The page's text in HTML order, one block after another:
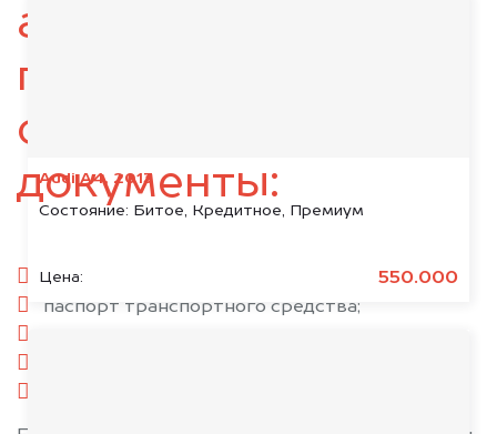
Audi A4, 2013
Состояние: Битое, Кредитное, Премиум
Цена: 550.000
автомобиль,
подготовьте
следующие
документы:
паспорт гражданина РФ;
паспорт транспортного средства;